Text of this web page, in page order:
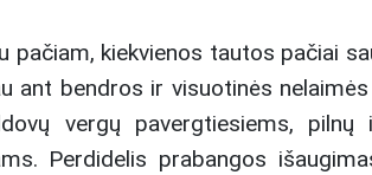
kiekvienos tautos pačiai
ant bendros ir visuotinės
vergų pavergtiesiems,
Perdidelis prabangos